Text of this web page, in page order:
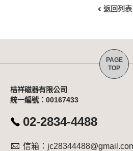
返回列表
桔祥磁器有限公司
統一編號：00167433
02-2834-4488
信箱：